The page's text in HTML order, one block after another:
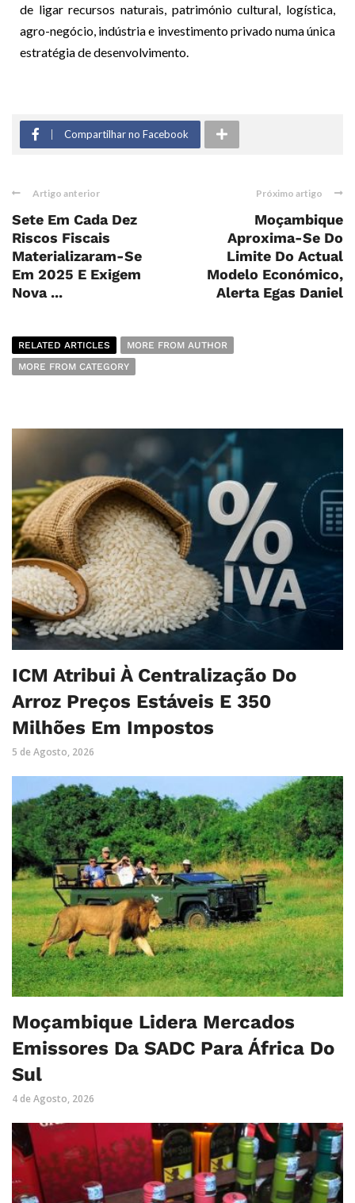
de ligar recursos naturais, património cultural, logística,
agro-negócio, indústria e investimento privado numa única
estratégia de desenvolvimento.
Compartilhar no Facebook
Artigo anterior
Sete Em Cada Dez
Riscos Fiscais
Materializaram-Se
Em 2025 E Exigem
Nova ...
Próximo artigo
Moçambique
Aproxima-Se Do
Limite Do Actual
Modelo Económico,
Alerta Egas Daniel
RELATED ARTICLES
MORE FROM AUTHOR
MORE FROM CATEGORY
ICM Atribui À Centralização Do
Arroz Preços Estáveis E 350
Milhões Em Impostos
5 de Agosto, 2026
Moçambique Lidera Mercados
Emissores Da SADC Para África Do
Sul
4 de Agosto, 2026